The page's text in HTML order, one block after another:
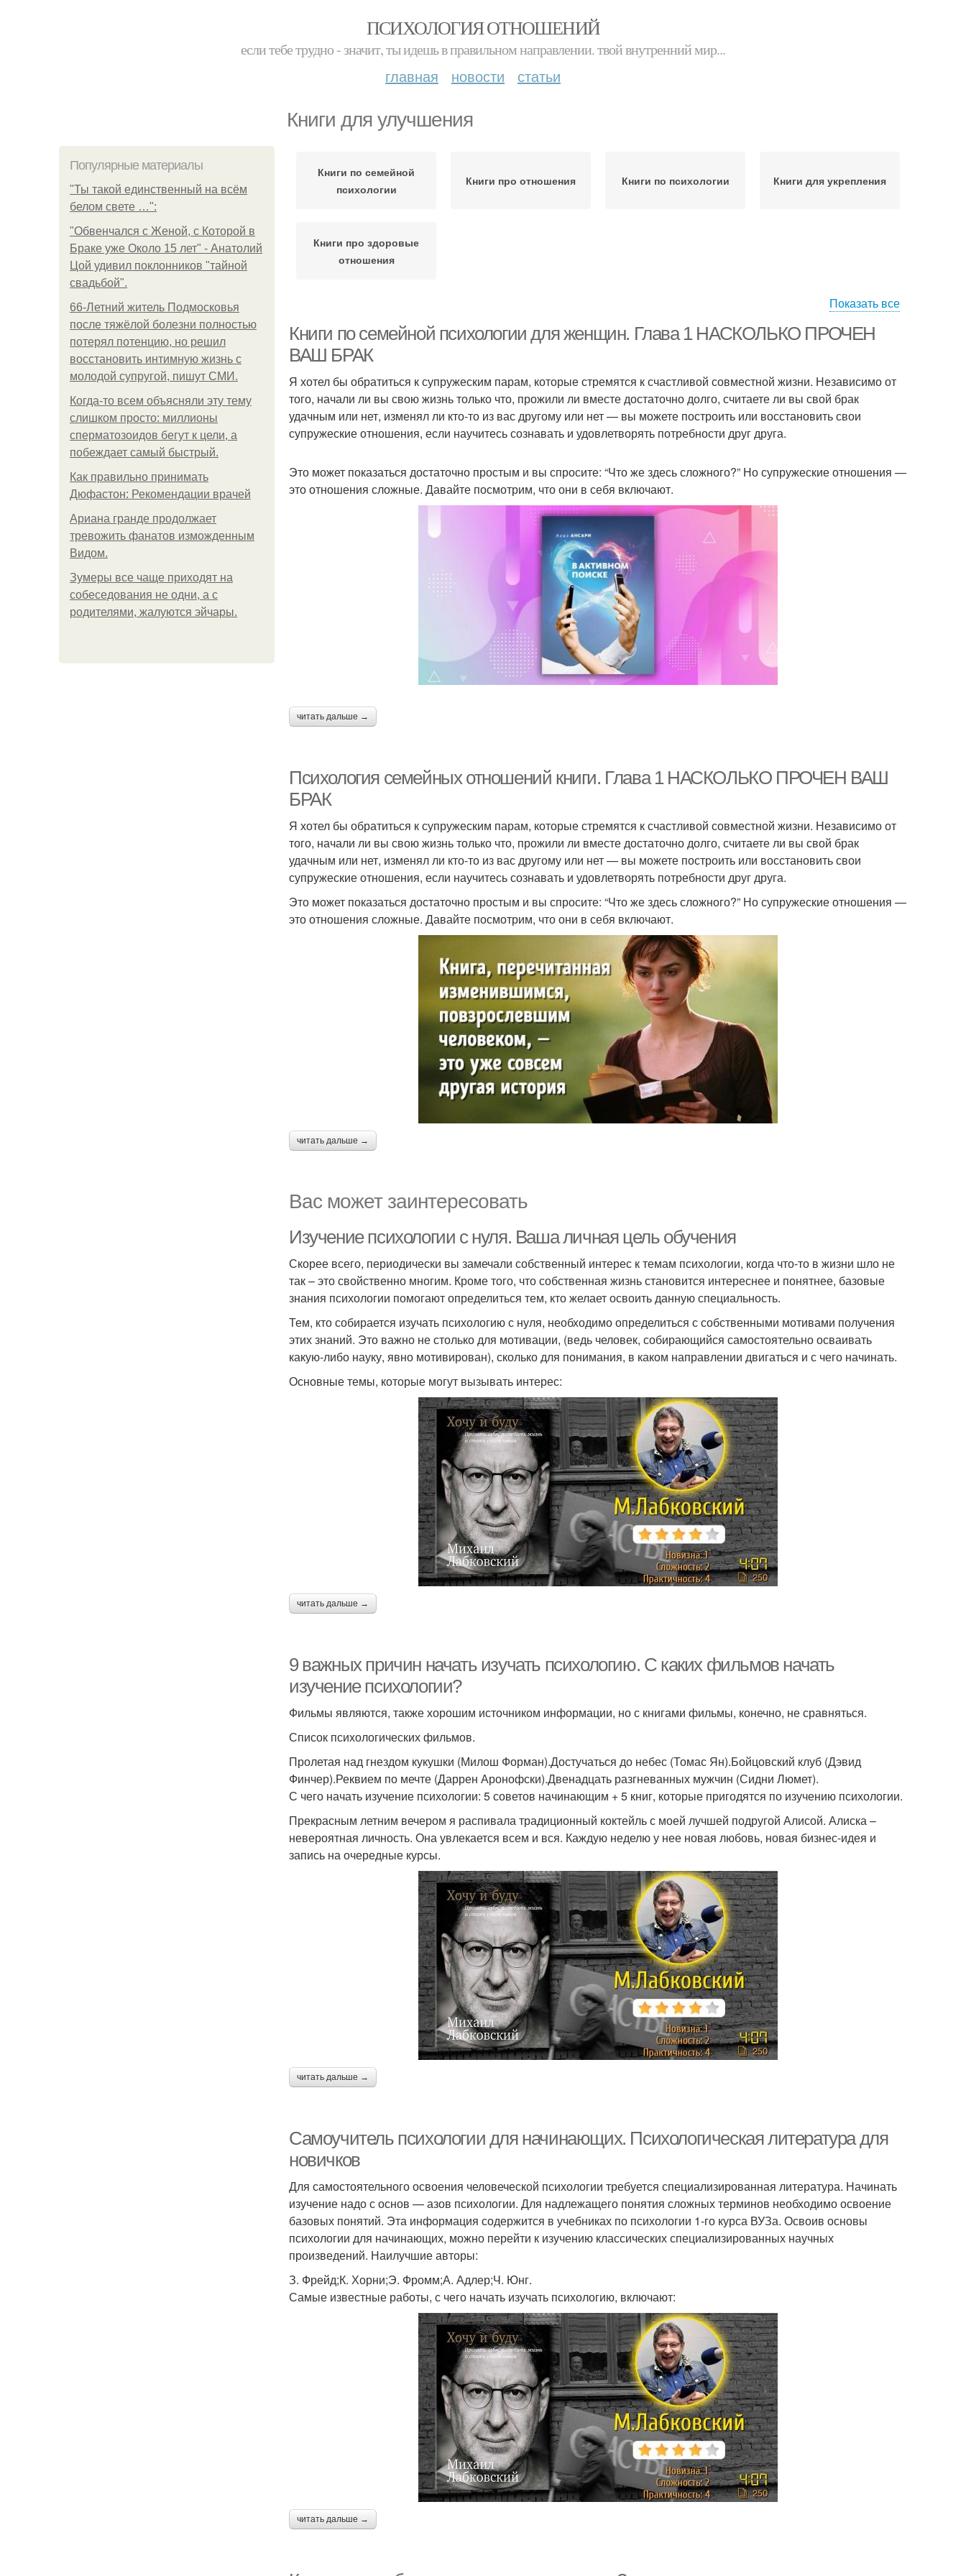
ПСИХОЛОГИЯ ОТНОШЕНИЙ
если тебе трудно - значит, ты идешь в правильном направлении. твой внутренний мир...
главная новости статьи
Книги для улучшения
Популярные материалы
"Ты такой единственный на всём
белом свете …":
"Обвенчался с Женой, с Которой в
Браке уже Около 15 лет" - Анатолий
Цой удивил поклонников "тайной
свадьбой".
66-Летний житель Подмосковья
после тяжёлой болезни полностью
потерял потенцию, но решил
восстановить интимную жизнь с
молодой супругой, пишут СМИ.
Когда-то всем объясняли эту тему
слишком просто: миллионы
сперматозоидов бегут к цели, а
побеждает самый быстрый.
Как правильно принимать
Дюфастон: Рекомендации врачей
Ариана гранде продолжает
тревожить фанатов изможденным
Видом.
Зумеры все чаще приходят на
собеседования не одни, а с
родителями, жалуются эйчары.
Книги по семейной
психологии
Книги про отношения Книги по психологии Книги для укрепления
Книги про здоровые
отношения
Показать все
Книги по семейной психологии для женщин. Глава 1 НАСКОЛЬКО ПРОЧЕН
ВАШ БРАК
Я хотел бы обратиться к супружеским парам, которые стремятся к счастливой совместной жизни. Независимо от
того, начали ли вы свою жизнь только что, прожили ли вместе достаточно долго, считаете ли вы свой брак
удачным или нет, изменял ли кто-то из вас другому или нет — вы можете построить или восстановить свои
супружеские отношения, если научитесь сознавать и удовлетворять потребности друг друга.
Это может показаться достаточно простым и вы спросите: “Что же здесь сложного?” Но супружеские отношения —
это отношения сложные. Давайте посмотрим, что они в себя включают.
читать дальше →
Психология семейных отношений книги. Глава 1 НАСКОЛЬКО ПРОЧЕН ВАШ
БРАК
Я хотел бы обратиться к супружеским парам, которые стремятся к счастливой совместной жизни. Независимо от
того, начали ли вы свою жизнь только что, прожили ли вместе достаточно долго, считаете ли вы свой брак
удачным или нет, изменял ли кто-то из вас другому или нет — вы можете построить или восстановить свои
супружеские отношения, если научитесь сознавать и удовлетворять потребности друг друга.
Это может показаться достаточно простым и вы спросите: “Что же здесь сложного?” Но супружеские отношения —
это отношения сложные. Давайте посмотрим, что они в себя включают.
читать дальше →
Вас может заинтересовать
Изучение психологии с нуля. Ваша личная цель обучения
Скорее всего, периодически вы замечали собственный интерес к темам психологии, когда что-то в жизни шло не
так – это свойственно многим. Кроме того, что собственная жизнь становится интереснее и понятнее, базовые
знания психологии помогают определиться тем, кто желает освоить данную специальность.
Тем, кто собирается изучать психологию с нуля, необходимо определиться с собственными мотивами получения
этих знаний. Это важно не столько для мотивации, (ведь человек, собирающийся самостоятельно осваивать
какую-либо науку, явно мотивирован), сколько для понимания, в каком направлении двигаться и с чего начинать.
Основные темы, которые могут вызывать интерес:
читать дальше →
9 важных причин начать изучать психологию. С каких фильмов начать
изучение психологии?
Фильмы являются, также хорошим источником информации, но с книгами фильмы, конечно, не сравняться.
Список психологических фильмов.
Пролетая над гнездом кукушки (Милош Форман).Достучаться до небес (Томас Ян).Бойцовский клуб (Дэвид
Финчер).Реквием по мечте (Даррен Аронофски).Двенадцать разгневанных мужчин (Сидни Люмет).
С чего начать изучение психологии: 5 советов начинающим + 5 книг, которые пригодятся по изучению психологии.
Прекрасным летним вечером я распивала традиционный коктейль с моей лучшей подругой Алисой. Алиска –
невероятная личность. Она увлекается всем и вся. Каждую неделю у нее новая любовь, новая бизнес-идея и
запись на очередные курсы.
читать дальше →
Самоучитель психологии для начинающих. Психологическая литература для
новичков
Для самостоятельного освоения человеческой психологии требуется специализированная литература. Начинать
изучение надо с основ — азов психологии. Для надлежащего понятия сложных терминов необходимо освоение
базовых понятий. Эта информация содержится в учебниках по психологии 1-го курса ВУЗа. Освоив основы
психологии для начинающих, можно перейти к изучению классических специализированных научных
произведений. Наилучшие авторы:
З. Фрейд;К. Хорни;Э. Фромм;А. Адлер;Ч. Юнг.
Самые известные работы, с чего начать изучать психологию, включают:
читать дальше →